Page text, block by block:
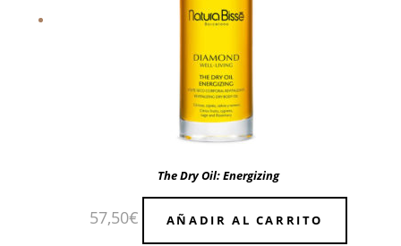
The Dry Oil: Energizing
57,50€ AÑADIR AL CARRITO